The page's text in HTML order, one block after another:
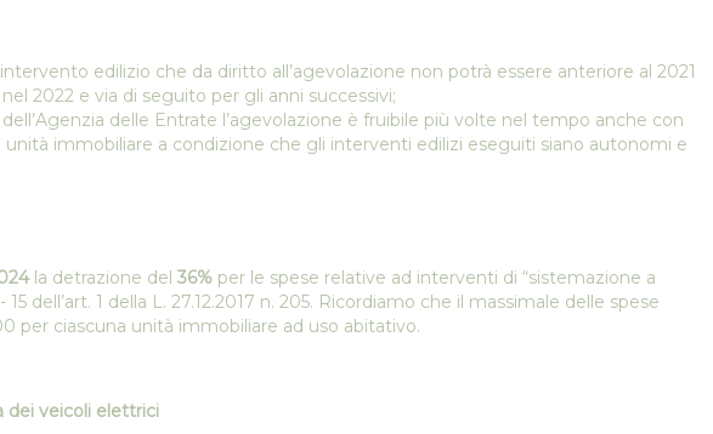
edilizio che da diritto all’agevolazione non potrà essere anteriore al 2021
2022 e via di seguito per gli anni successivi;
delle Entrate l’agevolazione è fruibile più volte nel tempo anche con
immobiliare a condizione che gli interventi edilizi eseguiti siano autonomi e
la detrazione del 36% per le spese relative ad interventi di “sistemazione a
dell’art. 1 della L. 27.12.2017 n. 205. Ricordiamo che il massimale delle spese
per ciascuna unità immobiliare ad uso abitativo.
dei veicoli elettrici